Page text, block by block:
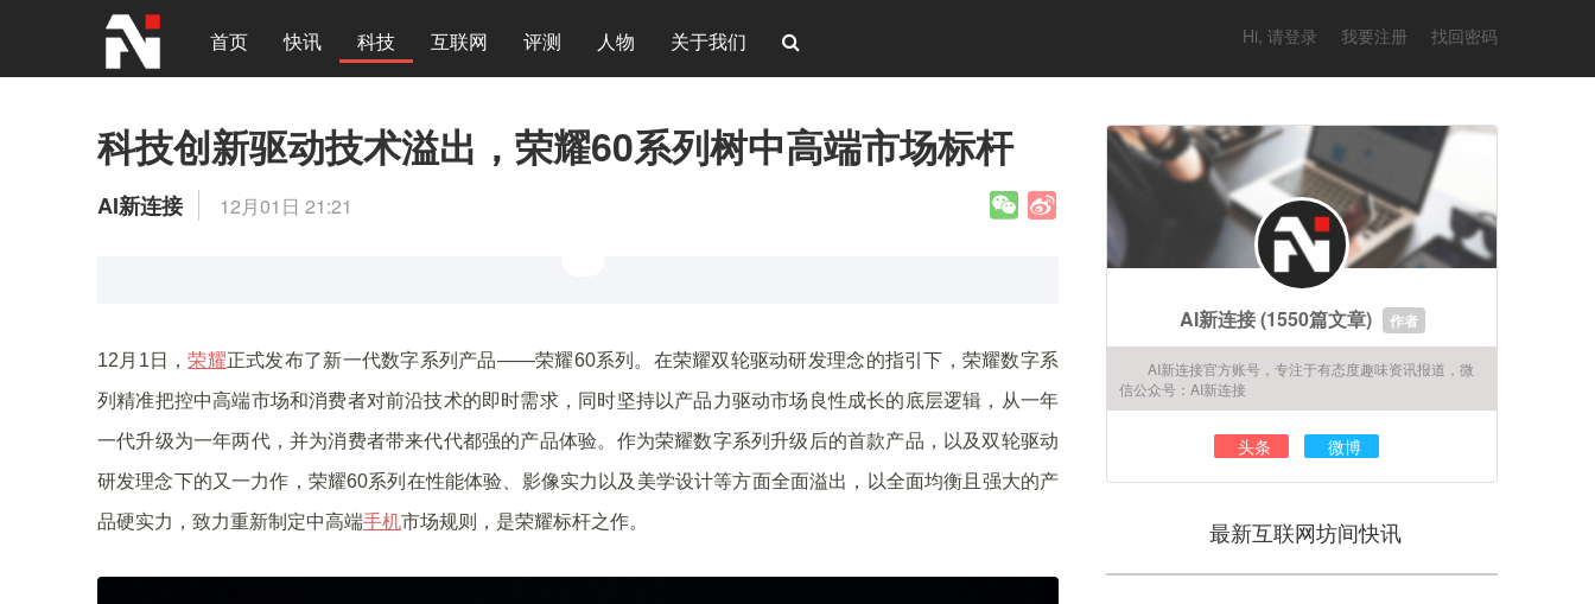
首页 快讯 科技 互联网 评测 人物 关于我们 Hi, 请登录 我要注册 找回密码
科技创新驱动技术溢出，荣耀60系列树中高端市场标杆
AI新连接 12月01日 21:21
12月1日，荣耀正式发布了新一代数字系列产品——荣耀60系列。在荣耀双轮驱动研发理念的指引下，荣耀数字系
列精准把控中高端市场和消费者对前沿技术的即时需求，同时坚持以产品力驱动市场良性成长的底层逻辑，从一年
一代升级为一年两代，并为消费者带来代代都强的产品体验。作为荣耀数字系列升级后的首款产品，以及双轮驱动
研发理念下的又一力作，荣耀60系列在性能体验、影像实力以及美学设计等方面全面溢出，以全面均衡且强大的产
品硬实力，致力重新制定中高端手机市场规则，是荣耀标杆之作。
AI新连接(1550篇文章) 作者
AI新连接官方账号，专注于有态度趣味资讯报道，微
信公众号：AI新连接
头条 微博
最新互联网坊间快讯